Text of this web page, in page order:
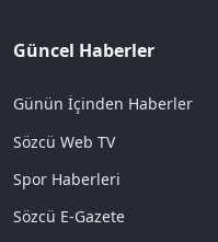
Güncel Haberler
Günün İçinden Haberler
Sözcü Web TV
Spor Haberleri
Sözcü E-Gazete